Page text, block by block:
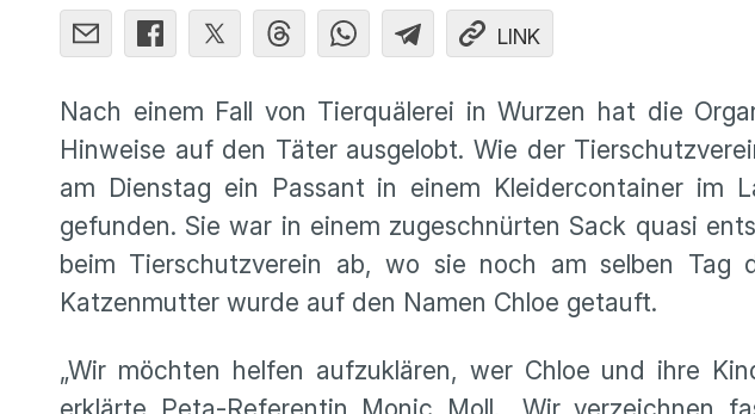
LINK
Nach einem Fall von Tierquälerei in Wurzen hat die
Hinweise auf den Täter ausgelobt. Wie der
am Dienstag ein Passant in einem Kleidercontainer im
gefunden. Sie war in einem zugeschnürten Sack quasi
beim Tierschutzverein ab, wo sie noch am selben
Katzenmutter wurde auf den Namen Chloe getauft.
„Wir möchten helfen aufzuklären, wer Chloe und ihre